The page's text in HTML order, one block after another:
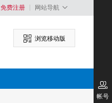
免费注册 网站导航
浏览移动版
帐号